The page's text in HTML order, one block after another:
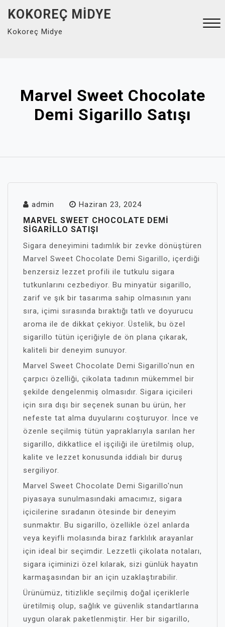
content
KOKOREÇ MIDYE
Kokoreç Midye
Marvel Sweet Chocolate
Demi Sigarillo Satışı
admin Haziran 23, 2024
MARVEL SWEET CHOCOLATE DEMI
SIGARILLO SATIŞI
Sigara deneyimini tadımlık bir zevke dönüştüren
Marvel Sweet Chocolate Demi Sigarillo, içerdiği
benzersiz lezzet profili ile tutkulu sigara
tutkunlarını cezbediyor. Bu minyatür sigarillo,
zarif ve şık bir tasarıma sahip olmasının yanı
sıra, içimi sırasında bıraktığı tatlı ve doyurucu
aroma ile de dikkat çekiyor. Üstelik, bu özel
sigarillo tütün içeriğiyle de ön plana çıkarak,
kaliteli bir deneyim sunuyor.
Marvel Sweet Chocolate Demi Sigarillo'nun en
çarpıcı özelliği, çikolata tadının mükemmel bir
şekilde dengelenmiş olmasıdır. Sigara içicileri
için sıra dışı bir seçenek sunan bu ürün, her
nefeste tat alma duyularını coşturuyor. İnce ve
özenle seçilmiş tütün yapraklarıyla sarılan her
sigarillo, dikkatlice el işçiliği ile üretilmiş olup,
kalite ve lezzet konusunda iddialı bir duruş
sergiliyor.
Marvel Sweet Chocolate Demi Sigarillo'nun
piyasaya sunulmasındaki amacımız, sigara
içicilerine sıradanın ötesinde bir deneyim
sunmaktır. Bu sigarillo, özellikle özel anlarda
veya keyifli molasında biraz farklılık arayanlar
için ideal bir seçimdir. Lezzetli çikolata notaları,
sigara içiminizi özel kılarak, sizi günlük hayatın
karmaşasından bir an için uzaklaştırabilir.
Ürünümüz, titizlikle seçilmiş doğal içeriklerle
üretilmiş olup, sağlık ve güvenlik standartlarına
uygun olarak paketlenmiştir. Her bir sigarillo,